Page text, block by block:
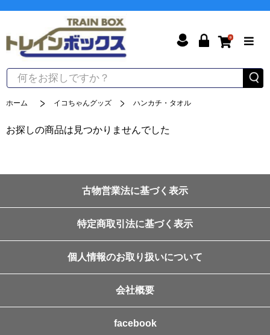
0
ホーム イコちゃんグッズ ハンカチ・タオル
お探しの商品は見つかりませんでした
古物営業法に基づく表示
特定商取引法に基づく表示
個人情報のお取り扱いについて
会社概要
facebook